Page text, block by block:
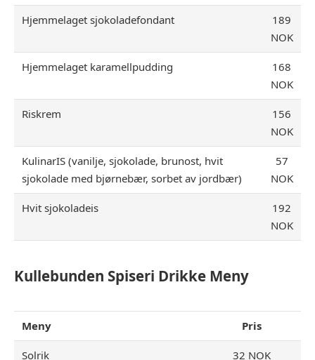
Hjemmelaget sjokoladefondant
189
NOK
Hjemmelaget karamellpudding
168
NOK
Riskrem
156
NOK
KulinarIS (vanilje, sjokolade, brunost, hvit
sjokolade med bjørnebær, sorbet av jordbær)
57
NOK
Hvit sjokoladeis
192
NOK
Kullebunden Spiseri Drikke Meny
Meny Pris
Solrik 32 NOK